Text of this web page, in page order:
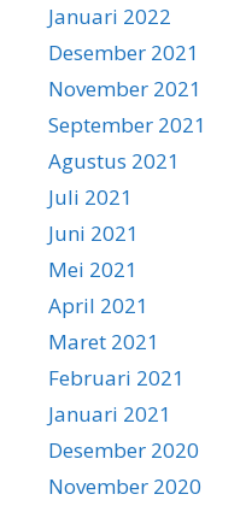
Januari 2022
Desember 2021
November 2021
September 2021
Agustus 2021
Juli 2021
Juni 2021
Mei 2021
April 2021
Maret 2021
Februari 2021
Januari 2021
Desember 2020
November 2020